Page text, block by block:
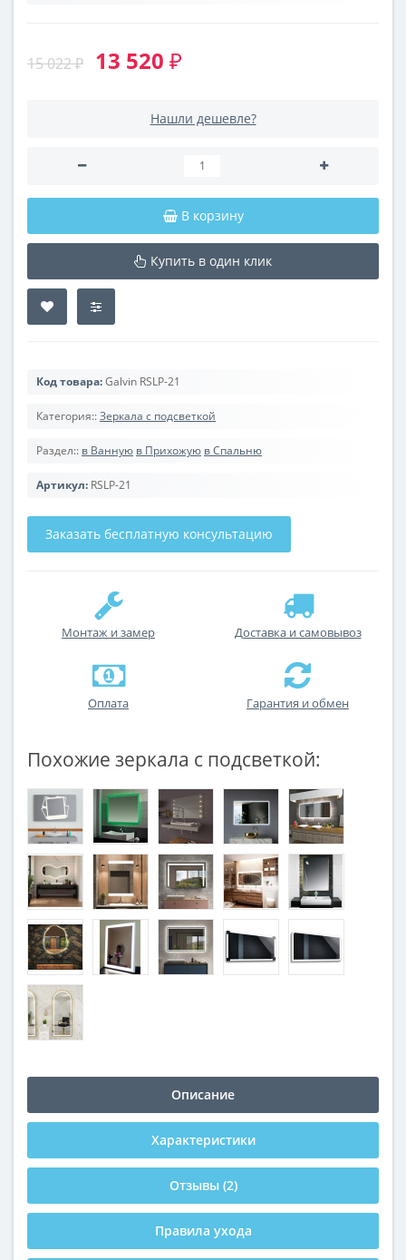
15 022 ₽ 13 520 ₽
Нашли дешевле?
В корзину
Купить в один клик
Код товара:Galvin RSLP-21
Категория::Зеркала с подсветкой
Раздел:: в Ванную в Прихожую в Спальню
Артикул: RSLP-21
Заказать бесплатную консультацию
Монтаж и замер Доставка и самовывоз
Оплата Гарантия и обмен
Похожие зеркала с подсветкой:
Описание
Характеристики
Отзывы (2)
Правила ухода